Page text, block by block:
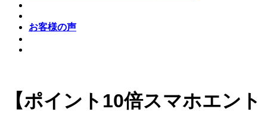
お客様の声
【ポイント10倍スマホエント